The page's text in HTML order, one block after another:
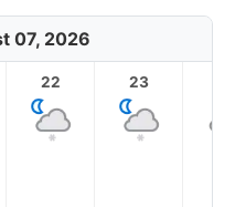
07, 2026
22 23